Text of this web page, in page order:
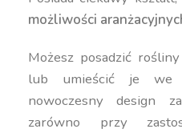
możliwości
Możesz posadzić
lub umieścić je we
nowoczesny design
zarówno przy